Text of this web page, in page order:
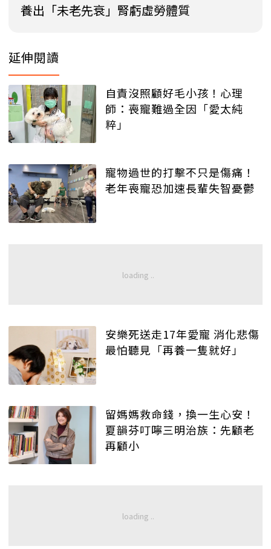
養出「未老先衰」腎虧虛勞體質
延伸閱讀
自責沒照顧好毛小孩！心理
師：喪寵難過全因「愛太純
粹」
寵物過世的打擊不只是傷痛！
老年喪寵恐加速長輩失智憂鬱
安樂死送走17年愛寵 消化悲傷
最怕聽見「再養一隻就好」
留媽媽救命錢，換一生心安！
夏韻芬叮嚀三明治族：先顧老
再顧小